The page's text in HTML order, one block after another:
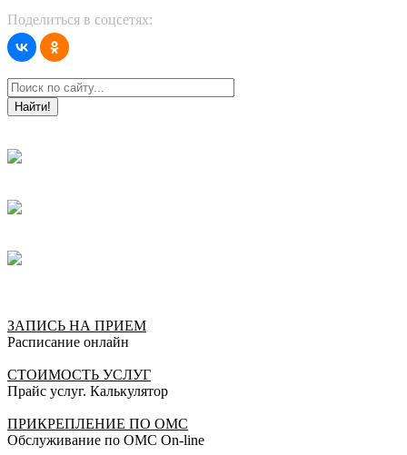
Поделиться в соцсетях:
Найти!
ЗАПИСЬ НА ПРИЕМ
Расписание онлайн
СТОИМОСТЬ УСЛУГ
Прайс услуг. Калькулятор
ПРИКРЕПЛЕНИЕ ПО ОМС
Обслуживание по ОМС On-line